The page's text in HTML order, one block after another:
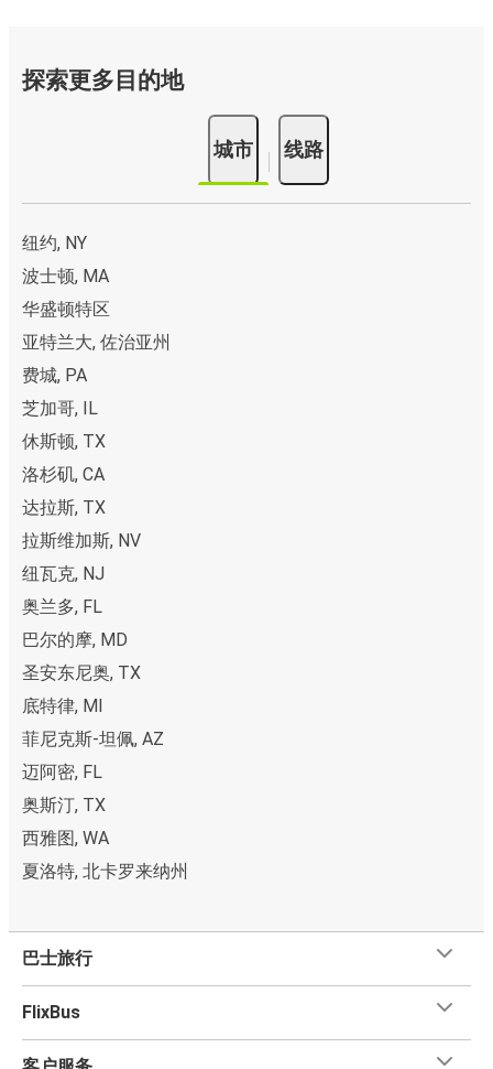
探索更多目的地
城市 线路
纽约, NY
波士顿, MA
华盛顿特区
亚特兰大, 佐治亚州
费城, PA
芝加哥, IL
休斯顿, TX
洛杉矶, CA
达拉斯, TX
拉斯维加斯, NV
纽瓦克, NJ
奥兰多, FL
巴尔的摩, MD
圣安东尼奥, TX
底特律, MI
菲尼克斯-坦佩, AZ
迈阿密, FL
奥斯汀, TX
西雅图, WA
夏洛特, 北卡罗来纳州
巴士旅行
FlixBus